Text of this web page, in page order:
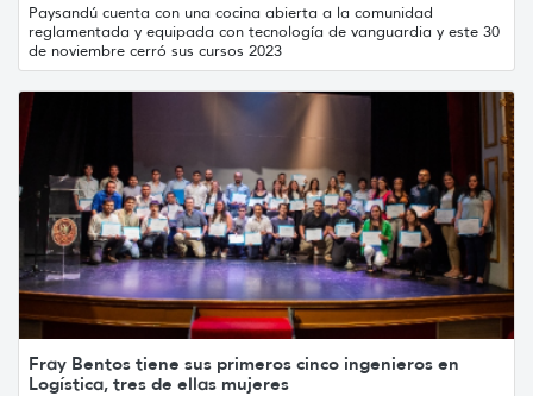
Paysandú cuenta con una cocina abierta a la comunidad
reglamentada y equipada con tecnología de vanguardia y este 30
de noviembre cerró sus cursos 2023
Fray Bentos tiene sus primeros cinco ingenieros en
Logística, tres de ellas mujeres